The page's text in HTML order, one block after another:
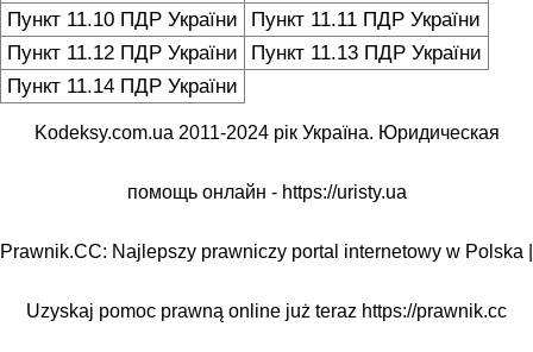
Пункт 11.10 ПДР України
Пункт 11.11 ПДР України
Пункт 11.12 ПДР України
Пункт 11.13 ПДР України
Пункт 11.14 ПДР України
Kodeksy.com.ua 2011-2024 рік Україна. Юридическая
помощь онлайн - https://uristy.ua
Prawnik.CC: Najlepszy prawniczy portal internetowy w Polska |
Uzyskaj pomoc prawną online już teraz https://prawnik.cc